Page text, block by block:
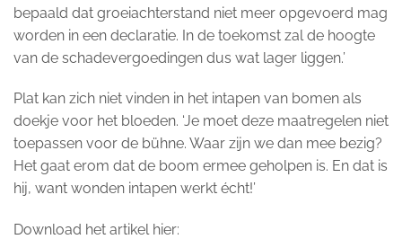
bepaald dat groeiachterstand niet meer opgevoerd mag
worden in een declaratie. In de toekomst zal de hoogte
van de schadevergoedingen dus wat lager liggen.’
Plat kan zich niet vinden in het intapen van bomen als
doekje voor het bloeden. ‘Je moet deze maatregelen niet
toepassen voor de bühne. Waar zijn we dan mee bezig?
Het gaat erom dat de boom ermee geholpen is. En dat is
hij, want wonden intapen werkt écht!’
Download het artikel hier: